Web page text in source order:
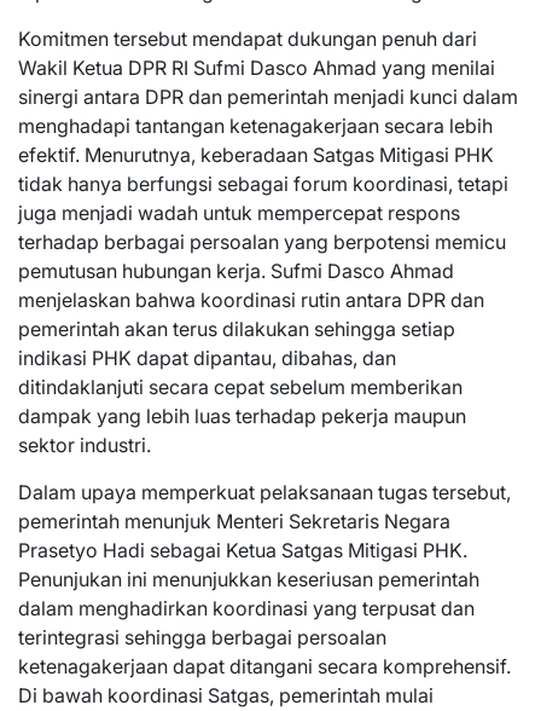
Komitmen tersebut mendapat dukungan penuh dari
Wakil Ketua DPR RI Sufmi Dasco Ahmad yang menilai
sinergi antara DPR dan pemerintah menjadi kunci dalam
menghadapi tantangan ketenagakerjaan secara lebih
efektif. Menurutnya, keberadaan Satgas Mitigasi PHK
tidak hanya berfungsi sebagai forum koordinasi, tetapi
juga menjadi wadah untuk mempercepat respons
terhadap berbagai persoalan yang berpotensi memicu
pemutusan hubungan kerja. Sufmi Dasco Ahmad
menjelaskan bahwa koordinasi rutin antara DPR dan
pemerintah akan terus dilakukan sehingga setiap
indikasi PHK dapat dipantau, dibahas, dan
ditindaklanjuti secara cepat sebelum memberikan
dampak yang lebih luas terhadap pekerja maupun
sektor industri.
Dalam upaya memperkuat pelaksanaan tugas tersebut,
pemerintah menunjuk Menteri Sekretaris Negara
Prasetyo Hadi sebagai Ketua Satgas Mitigasi PHK.
Penunjukan ini menunjukkan keseriusan pemerintah
dalam menghadirkan koordinasi yang terpusat dan
terintegrasi sehingga berbagai persoalan
ketenagakerjaan dapat ditangani secara komprehensif.
Di bawah koordinasi Satgas, pemerintah mulai